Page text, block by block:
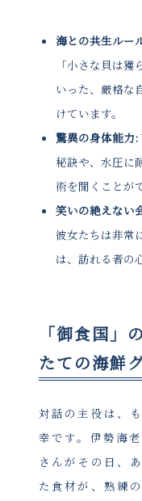
海との共生ルー
「小さな貝は
いった、厳格な
けています。
驚異の身体能力:
秘訣や、水圧に
術を聞くことが
笑いの絶えない
彼女たちは非常
は、訪れる者の
「御食国」
たての海鮮
対話の主役は、
幸です。伊勢海
さんがその日、
た食材が、熟練